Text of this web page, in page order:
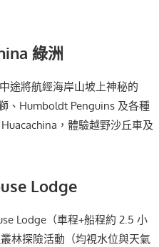
綠洲
途將航經海岸山坡上神秘的
、Humboldt Penguins 及各種
，體驗越野沙丘車及
Lodge
Lodge（車程+船程約 2.5 小
林探險活動（均視水位與天氣